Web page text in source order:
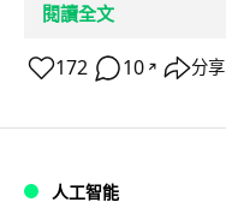
閱讀全文
172 10 ↗ 分享
人工智能